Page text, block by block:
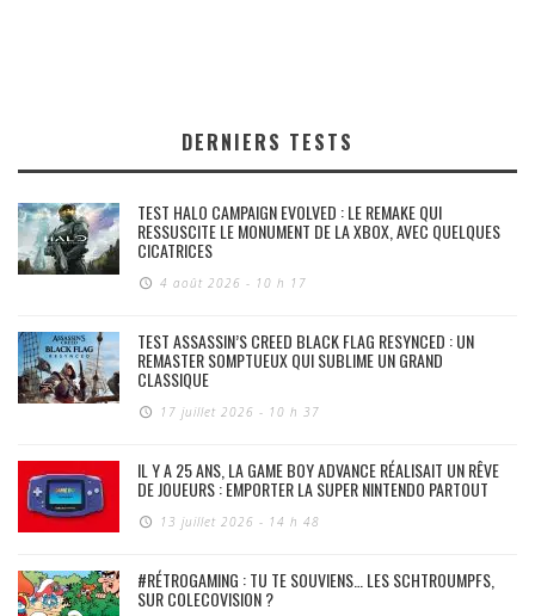
DERNIERS TESTS
TEST HALO CAMPAIGN EVOLVED : LE REMAKE QUI
RESSUSCITE LE MONUMENT DE LA XBOX, AVEC QUELQUES
CICATRICES
4 août 2026 - 10 h 17
TEST ASSASSIN’S CREED BLACK FLAG RESYNCED : UN
REMASTER SOMPTUEUX QUI SUBLIME UN GRAND
CLASSIQUE
17 juillet 2026 - 10 h 37
IL Y A 25 ANS, LA GAME BOY ADVANCE RÉALISAIT UN RÊVE
DE JOUEURS : EMPORTER LA SUPER NINTENDO PARTOUT
13 juillet 2026 - 14 h 48
#RÉTROGAMING : TU TE SOUVIENS… LES SCHTROUMPFS,
SUR COLECOVISION ?